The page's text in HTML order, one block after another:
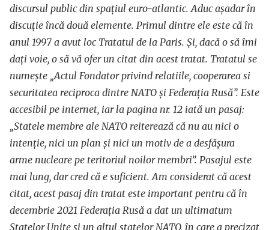
discursul public din spațiul euro-atlantic. Aduc așadar în
discuție încă două elemente. Primul dintre ele este că în
anul 1997 a avut loc Tratatul de la Paris. Și, dacă o să îmi
dați voie, o să vă ofer un citat din acest tratat. Tratatul se
numește „Actul Fondator privind relatiile, cooperarea si
securitatea reciproca dintre NATO și Federația Rusă”. Este
accesibil pe internet, iar la pagina nr. 12 iată un pasaj:
„Statele membre ale NATO reiterează că nu au nici o
intenție, nici un plan și nici un motiv de a desfășura
arme nucleare pe teritoriul noilor membri”. Pasajul este
mai lung, dar cred că e suficient. Am considerat că acest
citat, acest pasaj din tratat este important pentru că în
decembrie 2021 Federația Rusă a dat un ultimatum
Statelor Unite și un altul statelor NATO, în care a precizat